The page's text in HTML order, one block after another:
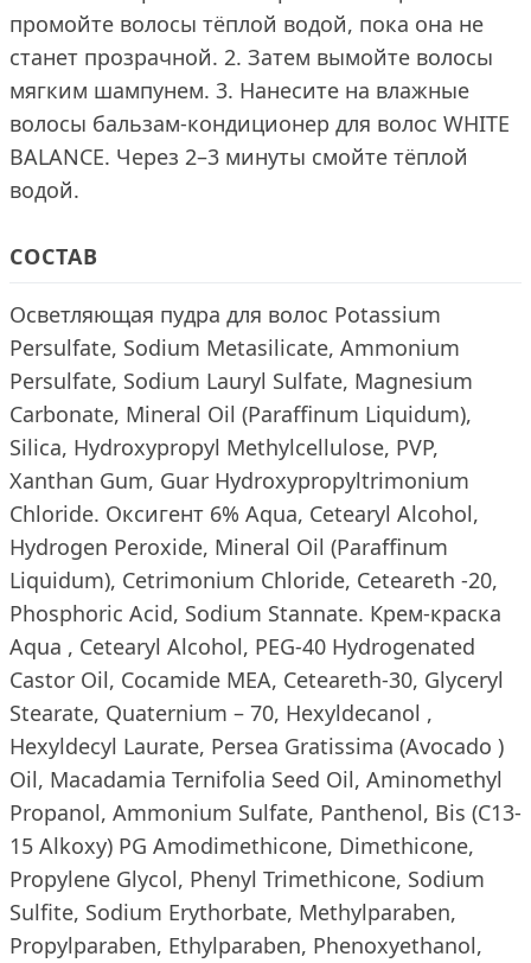
промойте волосы тёплой водой, пока она не
станет прозрачной. 2. Затем вымойте волосы
мягким шампунем. 3. Нанесите на влажные
волосы бальзам-кондиционер для волос WHITE
BALANCE. Через 2–3 минуты смойте тёплой
водой.
СОСТАВ
Осветляющая пудра для волос Potassium
Persulfate, Sodium Metasilicate, Ammonium
Persulfate, Sodium Lauryl Sulfate, Magnesium
Carbonate, Mineral Oil (Paraffinum Liquidum),
Silica, Hydroxypropyl Methylcellulose, PVP,
Xanthan Gum, Guar Hydroxypropyltrimonium
Chloride. Оксигент 6% Aqua, Cetearyl Alcohol,
Hydrogen Peroxide, Mineral Oil (Paraffinum
Liquidum), Cetrimonium Chloride, Сeteareth -20,
Phosphoric Acid, Sodium Stannate. Крем-краска
Aqua , Cetearyl Alcohol, PEG-40 Hydrogenated
Castor Oil, Cocamide MEA, Ceteareth-30, Glyceryl
Stearate, Quaternium – 70, Hexyldecanol ,
Hexyldecyl Laurate, Persea Gratissima (Avocado )
Oil, Macadamia Ternifolia Seed Oil, Aminomethyl
Propanol, Ammonium Sulfate, Panthenol, Bis (C13-
15 Alkoxy) PG Amodimethicone, Dimethicone,
Propylene Glycol, Phenyl Trimethicone, Sodium
Sulfite, Sodium Erythorbate, Methylparaben,
Propylparaben, Ethylparaben, Phenoxyethanol,